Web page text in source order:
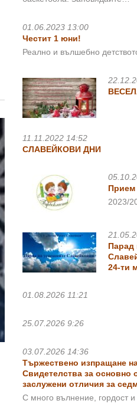
01.06.2023 13:00
Честит 1 юни!
Реално и вълшебно
11.11.2022 14:52
СЛАВЕЙКОВИ ДНИ
2023/
Парад
24-ти
01.08.2026 11:21
25.07.2026 9:26
03.07.2026 14:36
Тържествено изпращане
Свидетелства за основно
заслужени отличия за
С много вълнение, гордост